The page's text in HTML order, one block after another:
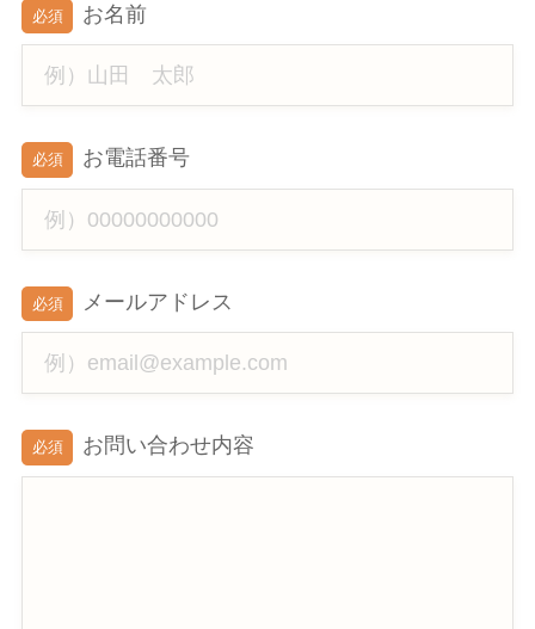
必須 お名前
必須 お電話番号
必須 メールアドレス
必須 お問い合わせ内容